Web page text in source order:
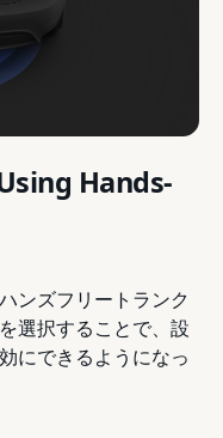
Hands-
ンズフリートランク
選択することで、設
にできるようになっ